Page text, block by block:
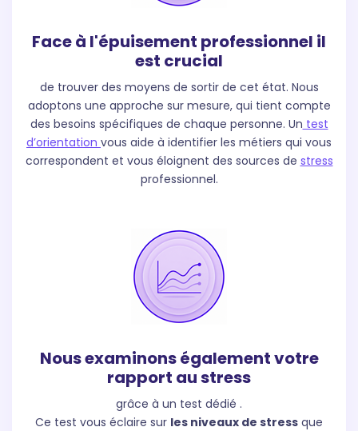
Face à l'épuisement professionnel il
est crucial
de trouver des moyens de sortir de cet état. Nous
adoptons une approche sur mesure, qui tient compte
des besoins spécifiques de chaque personne. Un test
d’orientation vous aide à identifier les métiers qui vous
correspondent et vous éloignent des sources de stress
professionnel.
Nous examinons également votre
rapport au stress
grâce à un test dédié .
Ce test vous éclaire sur les niveaux de stress que